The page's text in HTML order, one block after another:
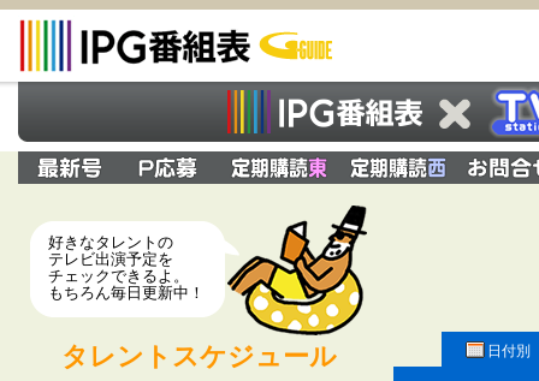
好きなタレントの
テレビ出演予定を
チェックできるよ。
もちろん毎日更新中！
タレントスケジュール 日付別